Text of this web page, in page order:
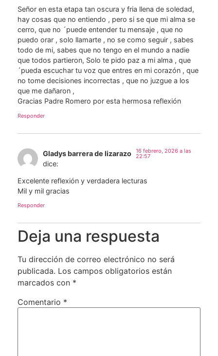
Señor en esta etapa tan oscura y fria llena de soledad,
hay cosas que no entiendo , pero si se que mi alma se
cerro, que no ´puede entender tu mensaje , que no
puedo orar , solo llamarte , no se como seguir , sabes
todo de mi, sabes que no tengo en el mundo a nadie
que todos partieron, Solo te pido paz a mi alma , que
´pueda escuchar tu voz que entres en mi corazón , que
no tome decisiones incorrectas , que no juzgue a los
que me dañaron ,
Gracias Padre Romero por esta hermosa reflexión
Responder
Gladys barrera de lizarazo
dice:
16 febrero, 2026 a las
22:57
Excelente reflexión y verdadera lecturas
Mil y mil gracias
Responder
Deja una respuesta
Tu dirección de correo electrónico no será
publicada. Los campos obligatorios están
marcados con *
Comentario *